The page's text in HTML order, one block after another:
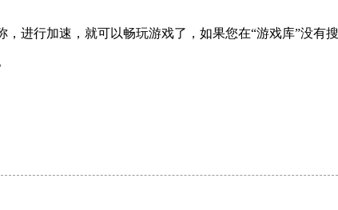
进行加速，就可以畅玩游戏了，如果您在“游戏库”没有搜